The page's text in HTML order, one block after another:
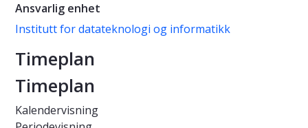
Ansvarlig enhet
Institutt for datateknologi og informatikk
Timeplan
Timeplan
Kalendervisning